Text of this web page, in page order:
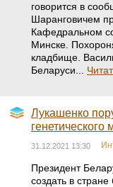
говорится в
Шаранговичем
Кафедральном
Минске.
кладбище.
Беларуси...
Лукашенко
31.12.2021 13:30
Президент
создать в